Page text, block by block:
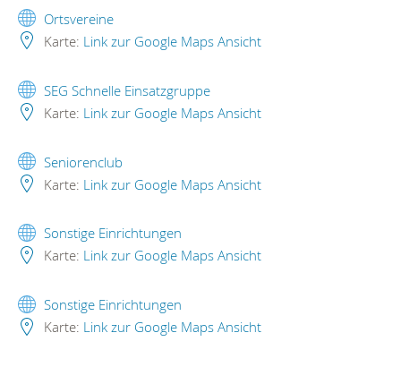
Ortsvereine
Karte: Link zur Google Maps Ansicht
SEG Schnelle Einsatzgruppe
Karte: Link zur Google Maps Ansicht
Seniorenclub
Karte: Link zur Google Maps Ansicht
Sonstige Einrichtungen
Karte: Link zur Google Maps Ansicht
Sonstige Einrichtungen
Karte: Link zur Google Maps Ansicht